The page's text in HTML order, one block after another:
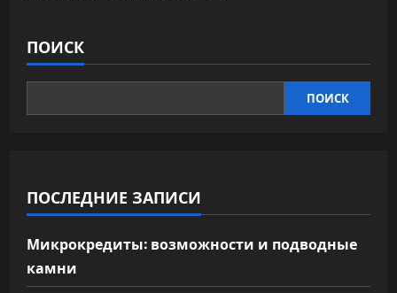
ПОИСК
ПОИСК
ПОСЛЕДНИЕ ЗАПИСИ
Микрокредиты: возможности и подводные
камни